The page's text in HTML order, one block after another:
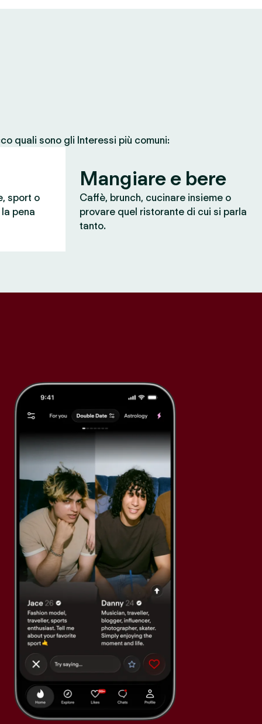
quali sono gli Interessi più comuni:
sport o
pena
Mangiare e bere
Caffè, brunch, cucinare insieme o
provare quel ristorante di cui si parla
tanto.